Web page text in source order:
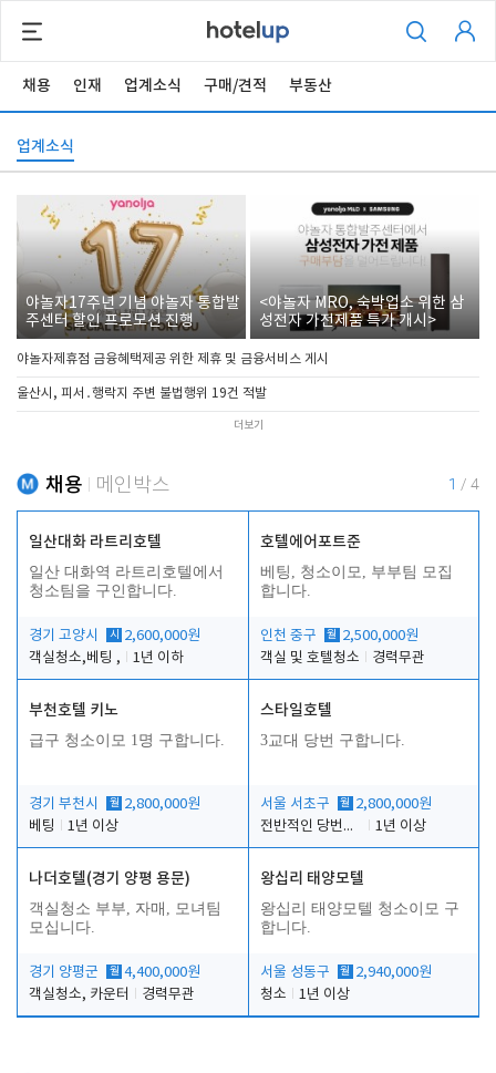
채용 인재 업계소식 구매/견적 부동산
업계소식
야놀자17주년 기념 야놀자 통합발
주센터 할인 프로모션 진행
<야놀자 MRO, 숙박업소 위한 삼
성전자 가전제품 특가 개시>
야놀자제휴점 금융혜택제공 위한 제휴 및 금융서비스 게시
울산시, 피서․행락지 주변 불법행위 19건 적발
더보기
채용 메인박스 1 / 4
일산대화 라트리호텔
일산 대화역 라트리호텔에서
청소팀을 구인합니다.
경기 고양시 시
2,600,000원
객실청소,베팅 ,
1년 이하
호텔에어포트준
베팅, 청소이모, 부부팀 모집
합니다.
인천 중구 월 2,500,000원
객실 및 호텔청소
경력무관
부천호텔 키노
급구 청소이모 1명 구합니다.
경기 부천시 월 2,800,000원
베팅
1년 이상
스타일호텔
3교대 당번 구합니다.
서울 서초구 월 2,800,000원
전반적인 당번업무
1년 이상
나더호텔(경기 양평 용문)
객실청소 부부, 자매, 모녀팀
모십니다.
경기 양평군 월 4,400,000원
객실청소, 카운터
경력무관
왕십리 태양모텔
왕십리 태양모텔 청소이모 구
합니다.
서울 성동구 월 2,940,000원
청소
1년 이상